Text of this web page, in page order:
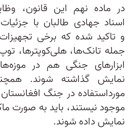
در ماده نهم این قانون،
اسناد جهادی طالبان با
و تاکید شده که برخی تجهیزات
جمله تانک‌ها، هلی‌کوپترها،
ابزارهای جنگی هم در
نمایش گذاشته شوند.
مورداستفاده در جنگ
موجود نیستند، باید به صورت
نمایش داده شوند.